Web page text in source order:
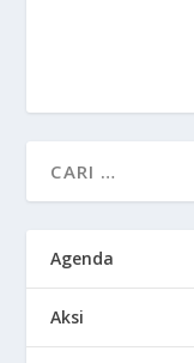
Agenda
Aksi